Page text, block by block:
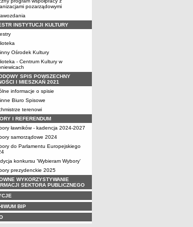
pozarządowymi
INSTYTUCJI KULTURY
Ośrodek Kultury
- Centrum Kultury w
SPIS POWSZECHNY
I MIESZKAŃ 2021
informacje o spisie
Biuro Spisowe
terenowi
I REFERENDUM
ławników - kadencja 2024-2027
samorządowe 2024
do Parlamentu Europejskiego
konkursu 'Wybieram Wybory'
prezydenckie 2025
WYKORZYSTYWANIE
SEKTORA PUBLICZNEGO
BIP